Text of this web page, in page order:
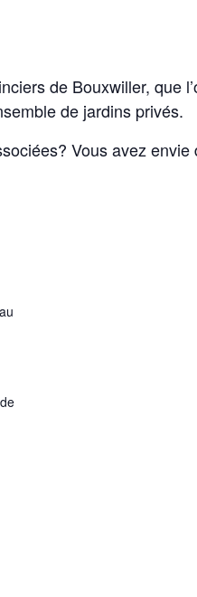
de Bouxwiller, que
de jardins privés.
Vous avez